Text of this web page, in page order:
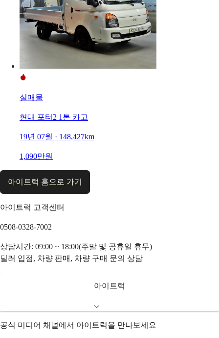
실매물
현대 포터2 1톤 카고
19년 07월 · 148,427km
1,090만원
아이트럭 홈으로 가기
아이트럭 고객센터
0508-0328-7002
상담시간: 09:00 ~ 18:00(주말 및 공휴일 휴무)
딜러 입점, 차량 판매, 차량 구매 문의 상담
아이트럭
공식 미디어 채널에서 아이트럭을 만나보세요